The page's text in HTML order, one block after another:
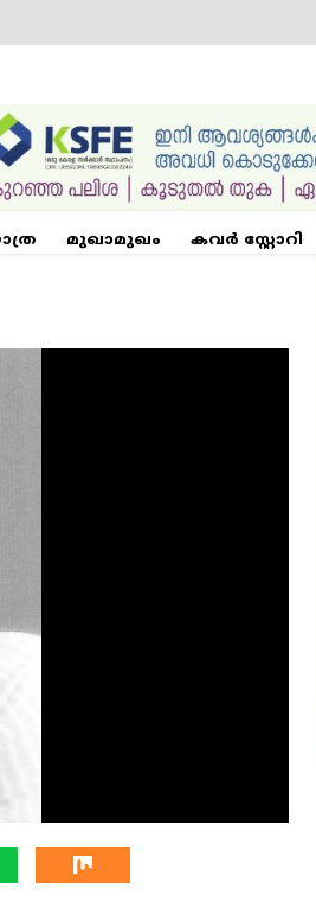
മുഖാമുഖം കവർ സ്റ്റോറി